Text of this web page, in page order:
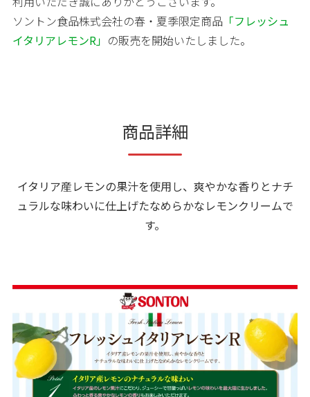
ソントン食品株式会社の春・夏季限定商品「フレッシュ
イタリアレモンR」 の販売を開始いたしました。
商品詳細
イタリア産レモンの果汁を使用し、爽やかな香りとナチ
ュラルな味わいに仕上げたなめらかなレモンクリームで
す。